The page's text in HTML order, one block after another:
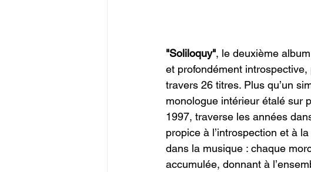
"Soliloquy", le deuxième
et profondément
travers 26 titres. Plus qu’un
monologue intérieur étalé sur
1997, traverse les années
propice à l’introspection et à
dans la musique : chaque
accumulée, donnant à